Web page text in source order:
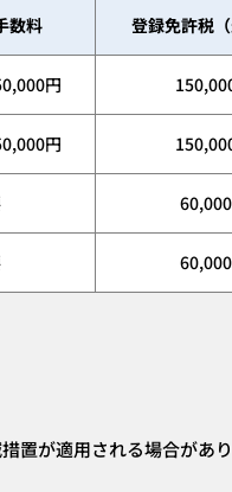
数料 登録免許税（
円
円
置が適用される場合があり